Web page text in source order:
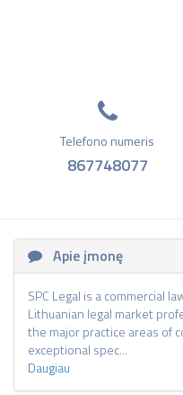
Telefono numeris
867748077
Apie įmonę
SPC Legal is a commercial
Lithuanian legal market
the major practice areas of
exceptional spec...
Daugiau